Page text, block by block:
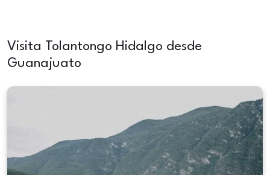
Visita Tolantongo Hidalgo desde
Guanajuato